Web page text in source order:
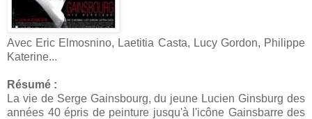
Avec Eric Elmosnino, Laetitia Casta, Lucy Gordon, Philippe
Katerine...
Résumé :
La vie de Serge Gainsbourg, du jeune Lucien Ginsburg des
années 40 épris de peinture jusqu'à l'icône Gainsbarre des